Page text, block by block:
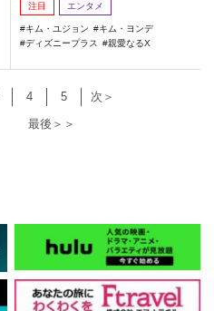
注目 エンタメ
キム・ユジョン
キム・ヨンデ
ディズニープラス
親愛なるX
4 5
次＞
最後＞＞